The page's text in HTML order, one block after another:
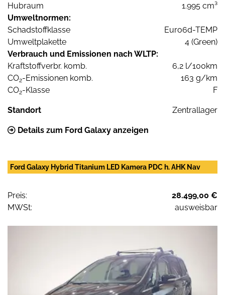
Hubraum
1.995 cm³
Umweltnormen:
Schadstoffklasse
Euro6d-TEMP
Umweltplakette
4 (Green)
Verbrauch und Emissionen nach WLTP:
Kraftstoffverbr. komb.
6,2 l/100km
CO2-Emissionen komb.
163 g/km
CO2-Klasse F
Standort Zentrallager
Details zum Ford Galaxy anzeigen
Ford Galaxy Hybrid Titanium LED Kamera PDC h. AHK Nav
Preis:
28.499,00 €
MWSt:
ausweisbar